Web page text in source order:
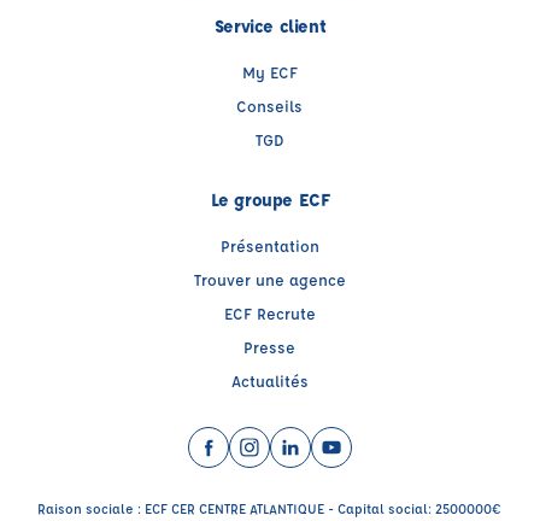
Service client
My ECF
Conseils
TGD
Le groupe ECF
Présentation
Trouver une agence
ECF Recrute
Presse
Actualités
Facebook (nouvelle fenêtre)
Instagram (nouvelle fenêtre)
LinkedIn (nouvelle fenêtre)
YouTube (nouvelle
Raison sociale : ECF CER CENTRE ATLANTIQUE - Capital social: 2500000€